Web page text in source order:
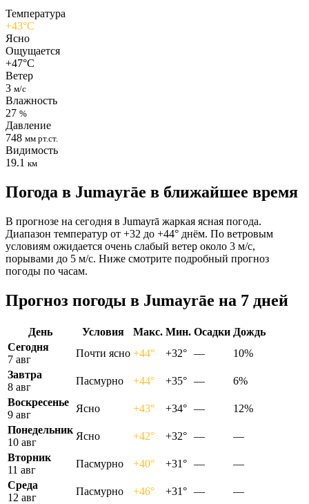
Температура
+43°C
Ясно
Ощущается
+47°C
Ветер
3 м/с
Влажность
27 %
Давление
748 мм рт.ст.
Видимость
19.1 км
Погода в Jumayrāе в ближайшее время
В прогнозе на сегодня в Jumayrā жаркая ясная погода.
Диапазон температур от +32 до +44° днём. По ветровым
условиям ожидается очень слабый ветер около 3 м/с,
порывами до 5 м/с. Ниже смотрите подробный прогноз
погоды по часам.
Прогноз погоды в Jumayrāе на 7 дней
День Условия Макс. Мин. Осадки Дождь
Сегодня
7 авг
Почти ясно +44° +32° —
10%
Завтра
8 авг
Пасмурно +44° +35° —
6%
Воскресенье
9 авг
Ясно +43° +34° —
12%
Понедельник
10 авг
Ясно +42° +32° —
—
Вторник
11 авг
Пасмурно +40° +31° —
—
Среда
12 авг
Пасмурно +46° +31° —
—